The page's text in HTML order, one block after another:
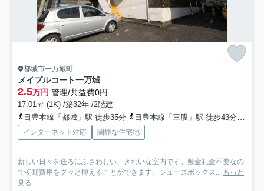
都城市一万城町
メイプルコート一万城
2.5万円 管理/共益費0円
17.01㎡ (1K) /築32年 /2階建
日豊本線「都城」駅 徒歩35分
日豊本線「三股」駅 徒歩43分
インターネット対応 閑静な住宅地
新しい日々を送るにふさわしい、きれいな室内です。敷金礼金不要なの
で初期費用をグッと抑えることができます。シューズボックス... もっと
見る